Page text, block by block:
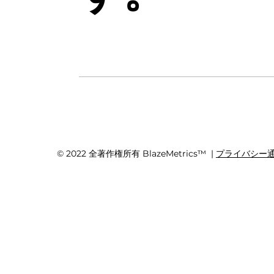
© 2022 全著作権所有 BlazeMetrics™ | プライバシー